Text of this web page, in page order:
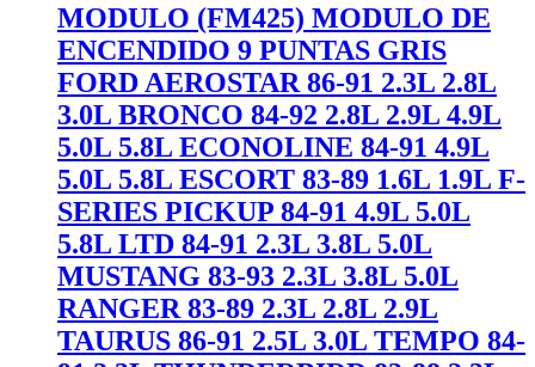
MODULO (FM425) MODULO DE
ENCENDIDO 9 PUNTAS GRIS
FORD AEROSTAR 86-91 2.3L 2.8L
3.0L BRONCO 84-92 2.8L 2.9L 4.9L
5.0L 5.8L ECONOLINE 84-91 4.9L
5.0L 5.8L ESCORT 83-89 1.6L 1.9L F-
SERIES PICKUP 84-91 4.9L 5.0L
5.8L LTD 84-91 2.3L 3.8L 5.0L
MUSTANG 83-93 2.3L 3.8L 5.0L
RANGER 83-89 2.3L 2.8L 2.9L
TAURUS 86-91 2.5L 3.0L TEMPO 84-